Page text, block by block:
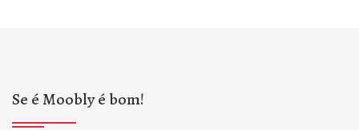
Se é Moobly é bom!